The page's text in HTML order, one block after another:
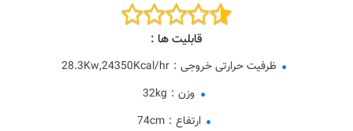
قابلیت ها :
ظرفیت حرارتی خروجی :
28.3Kw,24350Kcal/hr
وزن :
32kg
ارتفاع :
74cm